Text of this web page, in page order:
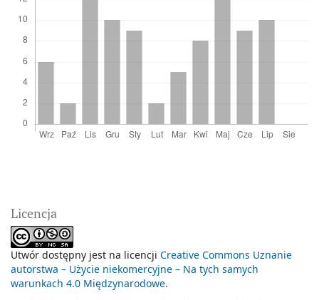
Licencja
Utwór dostępny jest na licencji Creative Commons Uznanie
autorstwa – Użycie niekomercyjne – Na tych samych
warunkach 4.0 Międzynarodowe.